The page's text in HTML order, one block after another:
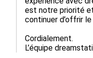
est notre priorité
continuer d’offrir
Cordialement.
L’équipe